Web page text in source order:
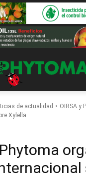
de actualidad
OIRSA y
Xylella